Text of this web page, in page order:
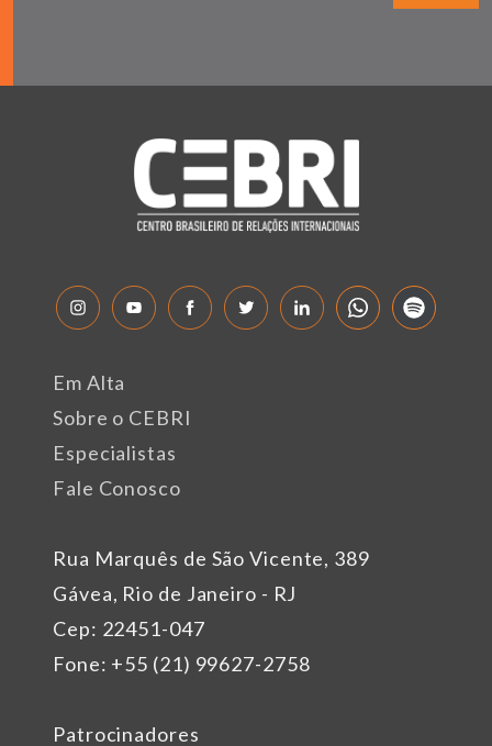
Rua Marquês de São Vicente, 389
Gávea, Rio de Janeiro - RJ
Cep: 22451-047
Fone: +55 (21) 99627-2758
Em Alta
Sobre o CEBRI
Especialistas
Fale Conosco
Patrocinadores